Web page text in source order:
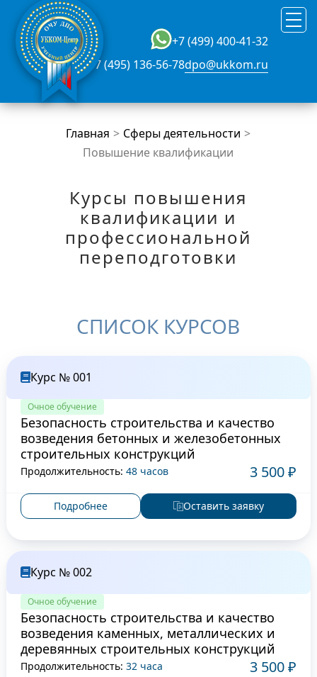
+7 (499) 400-41-32
+7 (495) 136-56-78dpo@ukkom.ru
Главная
Сферы деятельности
Повышение квалификации
Курсы повышения
квалификации и
профессиональной
переподготовки
СПИСОК КУРСОВ
Курс № 001
Очное обучение
Безопасность строительства и качество
возведения бетонных и железобетонных
строительных конструкций
Продолжительность: 48 часов 3 500 ₽
Подробнее Оставить заявку
Курс № 002
Очное обучение
Безопасность строительства и качество
возведения каменных, металлических и
деревянных строительных конструкций
Продолжительность: 32 часа 3 500 ₽